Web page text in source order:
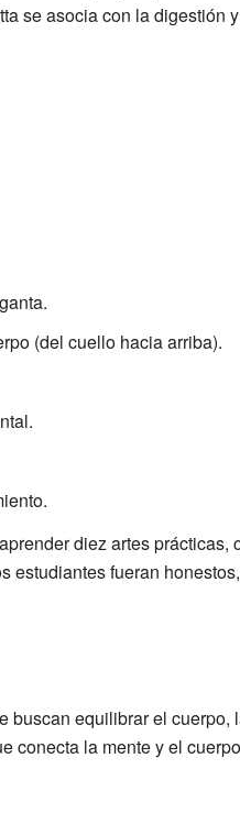
se asocia con la digestión
(del cuello hacia arriba).
diez artes
fueran
equilibrar el cuerpo,
conecta la mente y el